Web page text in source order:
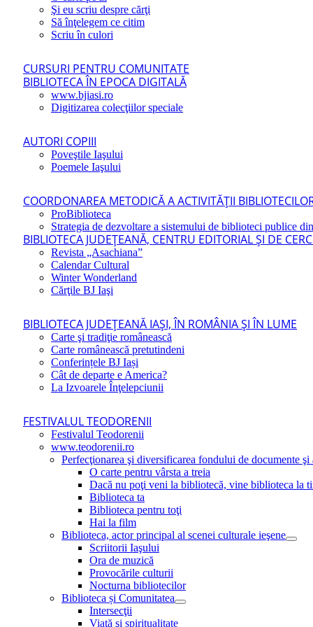
Şi eu scriu despre cărţi
Să înţelegem ce citim
Scriu în culori
CURSURI PENTRU COMUNITATE
BIBLIOTECA ÎN EPOCA DIGITALĂ
www.bjiasi.ro
Digitizarea colecţiilor speciale
AUTORI COPIII
Poveştile Iaşului
Poemele Iaşului
COORDONAREA METODICĂ A ACTIVITĂŢII
ProBiblioteca
Strategia de dezvoltare a sistemului de biblioteci publice
BIBLIOTECA JUDEŢEANĂ, CENTRU EDITORIAL ŞI DE
Revista „Asachiana”
Calendar Cultural
Winter Wonderland
Cărţile BJ Iaşi
BIBLIOTECA JUDEŢEANĂ IAŞI, ÎN ROMÂNIA ŞI ÎN LUME
Carte şi tradiţie românească
Carte românească pretutindeni
Conferințele BJ Iași
Cât de departe e America?
La Izvoarele Înţelepciunii
FESTIVALUL TEODORENII
Festivalul Teodorenii
www.teodorenii.ro
Perfecţionarea şi diversificarea fondului de documente
O carte pentru vârsta a treia
Dacă nu poţi veni la bibliotecă, vine biblioteca la
Biblioteca ta
Biblioteca pentru toţi
Hai la film
Biblioteca, actor principal al scenei culturale ieşene
Scriitorii Iaşului
Ora de muzică
Provocările culturii
Nocturna bibliotecilor
Biblioteca și Comunitatea
Intersecţii
Viaţă şi spiritualitate